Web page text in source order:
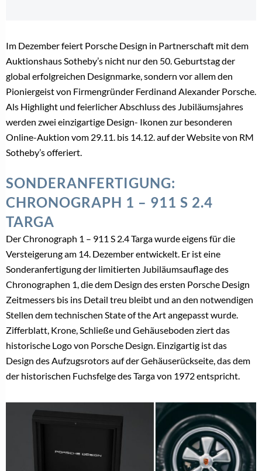
Im Dezember feiert Porsche Design in Partnerschaft mit dem
Auktionshaus Sotheby’s nicht nur den 50. Geburtstag der
global erfolgreichen Designmarke, sondern vor allem den
Pioniergeist von Firmengründer Ferdinand Alexander Porsche.
Als Highlight und feierlicher Abschluss des Jubiläumsjahres
werden zwei einzigartige Design- Ikonen zur besonderen
Online-Auktion vom 29.11. bis 14.12. auf der Website von RM
Sotheby’s offeriert.
SONDERANFERTIGUNG:
CHRONOGRAPH 1 – 911 S 2.4
TARGA
Der Chronograph 1 – 911 S 2.4 Targa wurde eigens für die
Versteigerung am 14. Dezember entwickelt. Er ist eine
Sonderanfertigung der limitierten Jubiläumsauflage des
Chronographen 1, die dem Design des ersten Porsche Design
Zeitmessers bis ins Detail treu bleibt und an den notwendigen
Stellen dem technischen State of the Art angepasst wurde.
Zifferblatt, Krone, Schließe und Gehäuseboden ziert das
historische Logo von Porsche Design. Einzigartig ist das
Design des Aufzugsrotors auf der Gehäuserückseite, das dem
der historischen Fuchsfelge des Targa von 1972 entspricht.